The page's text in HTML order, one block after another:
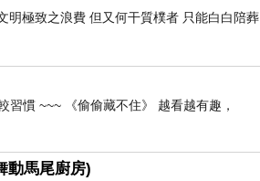
明極致之浪費 但又何干質樸者 只能白白陪葬
慣 ~~~ 《偷偷藏不住》 越看越有趣，
動馬尾廚房)